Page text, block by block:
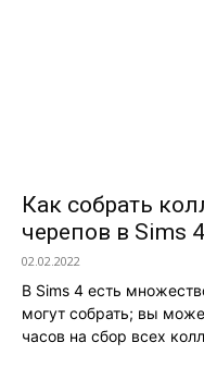
Как собрать
черепов в Sims 4
02.02.2022
В Sims 4 есть
могут собрать; вы
часов на сбор всех